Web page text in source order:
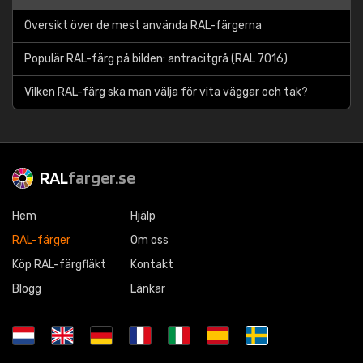
Översikt över de mest använda RAL-färgerna
Populär RAL-färg på bilden: antracitgrå (RAL 7016)
Vilken RAL-färg ska man välja för vita väggar och tak?
RALfarger.se
Hem
RAL-färger
Köp RAL-färgfläkt
Blogg
Hjälp
Om oss
Kontakt
Länkar